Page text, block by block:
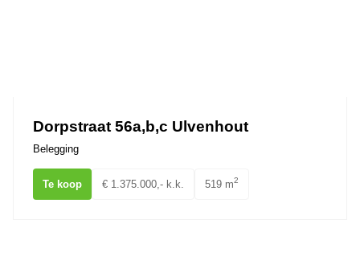
Dorpstraat 56a,b,c Ulvenhout
Belegging
Te koop € 1.375.000,- k.k. 519 m2